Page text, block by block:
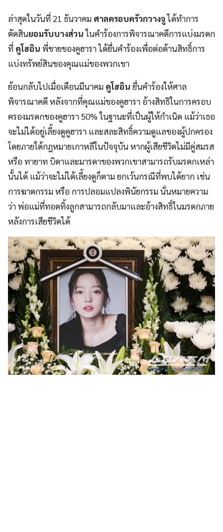
ล่าสุดในวันที่ 21 ธันวาคม ศาลครอบครัวกวางจูได้ทำการ
ตัดสินยอมรับบางส่วนในคำร้องการพิจารณาคดีการแบ่งมรดก
ที่ คูโฮอิน พี่ชายของคูฮารา ได้ยื่นคำร้องเพื่อต่อต้านสิทธิ์การ
แบ่งทรัพย์สินของคุณแม่ของพวกเขา
ย้อนกลับไปเมื่อเดือนมีนาคม คูโฮอิน ยื่นคำร้องให้ศาล
พิจารณาคดี หลังจากที่คุณแม่ของคูฮารา อ้างสิทธิในการครอบ
ครองมรดกของคูฮารา 50% ในฐานะที่เป็นผู้ให้กำเนิด แม้ว่าเธอ
จะไม่ได้อยู่เลี้ยงดูคูฮารา และสละสิทธิ์ความดูแลของผู้ปกครอง
โดยภายใต้กฎหมายเกาหลีในปัจจุบัน หากผู้เสียชีวิตไม่มีคู่สมรส
หรือ ทายาท บิดาและมารดาของพวกเขาสามารถรับมรดกเหล่า
นั้นได้ แม้ว่าจะไม่ได้เลี้ยงดูก็ตาม ยกเว้นกรณีที่พบได้ยาก เช่น
การฆาตกรรม หรือ การปลอมแปลงพินัยกรรม นั่นหมายความ
ว่า พ่อแม่ที่ทอดทิ้งลูกสามารถกลับมาและอ้างสิทธิ์ในมรดกภาย
หลังการเสียชีวิตได้